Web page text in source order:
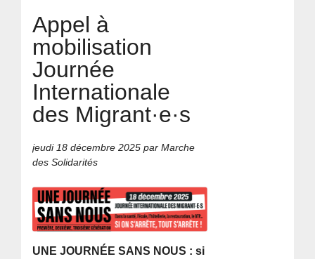
Appel à
mobilisation
Journée
Internationale
des Migrant·e·s
jeudi 18 décembre 2025 par Marche
des Solidarités
UNE JOURNÉE SANS NOUS : si